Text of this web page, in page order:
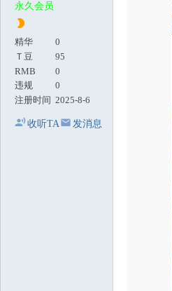
永久会员
精华
0
Ｔ豆
95
RMB
0
违规
0
注册时间 2025-8-6
收听TA 发消息